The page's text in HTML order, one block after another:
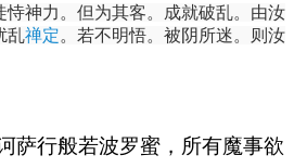
神力。但为其客。成就破乱。由汝
乱禅定。若不明悟。被阴所迷。则汝
萨行般若波罗蜜，所有魔事欲